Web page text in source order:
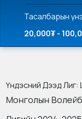
Тасалбарын
20,000₮ -
Үндэсний Дээд Лиг:
Монголын